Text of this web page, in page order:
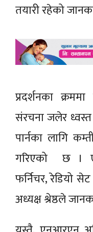
तयारी रहेको
प्रदर्शनका
संरचना जलेर
पार्नका लागि
गरिएको छ ।
फर्निचर, रेडियो
अध्यक्ष श्रेष्ठले